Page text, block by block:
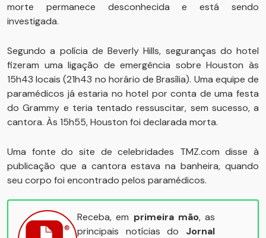
morte permanece desconhecida e está sendo
investigada.
Segundo a polícia de Beverly Hills, seguranças do hotel
fizeram uma ligação de emergência sobre Houston às
15h43 locais (21h43 no horário de Brasília). Uma equipe de
paramédicos já estaria no hotel por conta de uma festa
do Grammy e teria tentado ressuscitar, sem sucesso, a
cantora. Às 15h55, Houston foi declarada morta.
Uma fonte do site de celebridades TMZ.com disse à
publicação que a cantora estava na banheira, quando
seu corpo foi encontrado pelos paramédicos.
Receba, em primeira mão, as
principais notícias do Jornal